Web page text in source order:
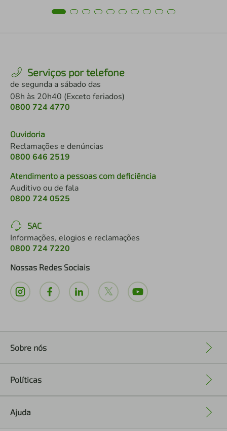
Serviços por telefone
de segunda a sábado das
08h às 20h40 (Exceto feriados)
0800 724 4770
Ouvidoria
Reclamações e denúncias
0800 646 2519
Atendimento a pessoas com deficiência
Auditivo ou de fala
0800 724 0525
SAC
Informações, elogios e reclamações
0800 724 7220
Nossas Redes Sociais
Sobre nós
Políticas
Ajuda